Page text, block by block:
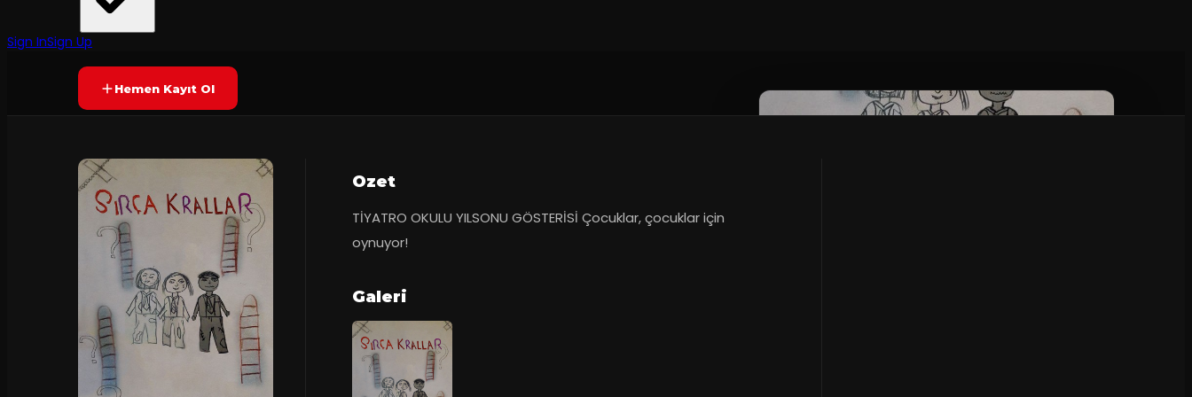
Sign InSign UpYAKINDA Yetersiz oy
Hemen Kayıt Ol
Ozet
TİYATRO OKULU YILSONU GÖSTERİSİ Çocuklar, çocuklar için
oynuyor!
Galeri